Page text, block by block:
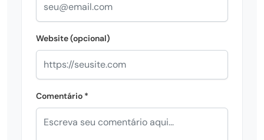
Website (opcional)
Comentário *